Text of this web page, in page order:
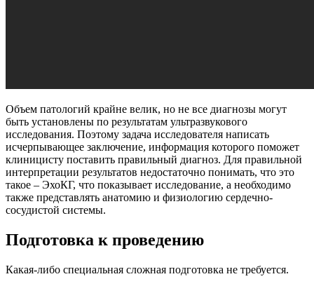
Объем патологий крайне велик, но не все диагнозы могут
быть установлены по результатам ультразвукового
исследования. Поэтому задача исследователя написать
исчерпывающее заключение, информация которого поможет
клиницисту поставить правильный диагноз. Для правильной
интерпретации результатов недостаточно понимать, что это
такое – ЭхоКГ, что показывает исследование, а необходимо
также представлять анатомию и физиологию сердечно-
сосудистой системы.
Подготовка к проведению
Какая-либо специальная сложная подготовка не требуется.